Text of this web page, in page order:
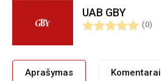
UAB GBY
(0)
Aprašymas Komentarai